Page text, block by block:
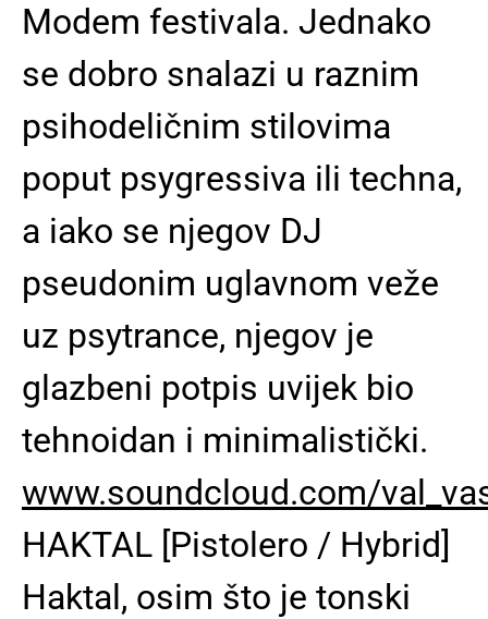
Modem festivala. Jednako
se dobro snalazi u raznim
psihodeličnim stilovima
poput psygressiva ili techna,
a iako se njegov DJ
pseudonim uglavnom veže
uz psytrance, njegov je
glazbeni potpis uvijek bio
tehnoidan i minimalistički.
www.soundcloud.com/
HAKTAL [Pistolero / Hybrid]
Haktal, osim što je tonski